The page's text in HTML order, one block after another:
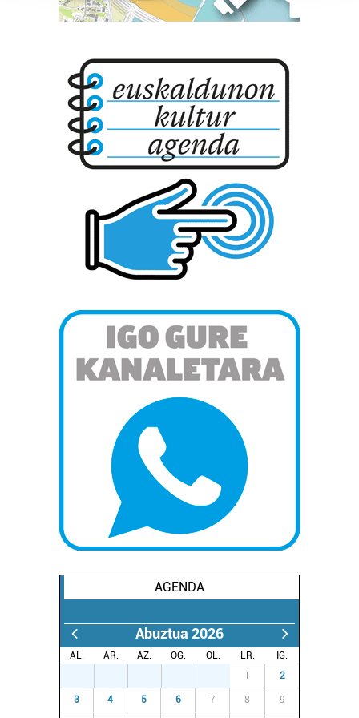
prozesatzen ditugu, zure IP zenbakia, besteak beste,
neurtzeko, jendeari buruzko informazioa biltzeko eta
produktuak garatzeko. Zure datuak nork eta zertarako
erabiltzen dituen hauta dezakezu.
Bazkide batzuek ez dizute baimenik eskatzen, eta beren
interes komertzial legitimoetan babesten dira. Ikusi gure
bazkideen zerrenda, beren ustez zein helburutarako
duten interes legitimoa eta horren aurka nola egin
dezakezun ikusteko.
Lortu zure datu pertsonalak prozesatzeko moduari
buruzko informazio gehiago eta ezarri zure lehentasunak
zure baimena Cookieen adierazpenean.
Webgune honek cookie propioak eta hirugarrenen cookie-
fitxategiak erabiltzen ditu. Zure esperientzia eta
zerbitzuak hobetzeko asmoz, cookie teknologiaz
baliatzen gara. Ohar hau onartuz gero, teknologia hori
erabiltzeko baimen esplizitua ematen diguzu.
AGENDA
Abuztua 2026
AL. AR. AZ. OG. OL. LR.
IG.
1 2
3 4 5 6 7 8 9